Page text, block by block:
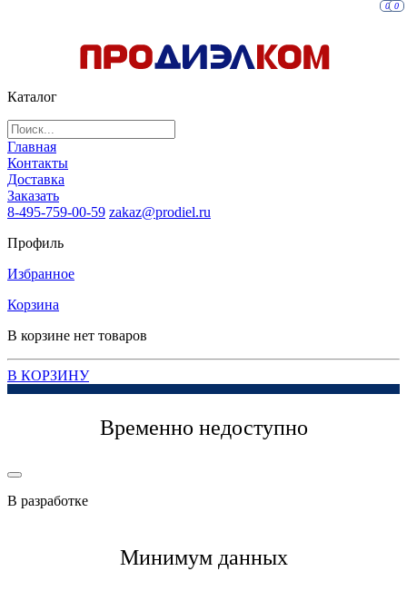
Каталог
Главная
Контакты
Доставка
Заказать
8-495-759-00-59 zakaz@prodiel.ru
Профиль
Избранное
0
Корзина
0
В корзине нет товаров
В КОРЗИНУ
Временно недоступно
В разработке
Минимум данных